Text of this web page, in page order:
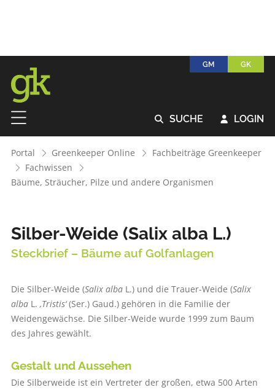
GM GK
 SUCHE  LOGIN
Portal Greenkeeper Online
Fachbeiträge Greenkeeper
Fachwissen
Bäume, Sträucher, Pilze und andere Organismen
Silber-Weide (Salix alba L.)
Steckbrief – Bäume auf Golfanlagen
Die Silber-Weide (Salix albaL.) und die Trauer-Weide (Salix
albaL. ‚Tristis‘(Ser.) Gaud.) gehören in die Familie der
Weidengewächse. Die Silber-Weide wurde 1999 zum Baum
des Jahres gewählt.
Gestalt und Aussehen
Die Silberweide ist ein Vertreter der großen, etwa 500 Arten